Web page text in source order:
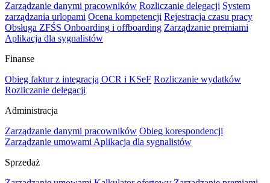
Zarządzanie danymi pracowników Rozliczanie delegacji System
zarządzania urlopami Ocena kompetencji Rejestracja czasu pracy
Obsługa ZFŚS Onboarding i offboarding Zarządzanie premiami
Aplikacja dla sygnalistów
Finanse
Obieg faktur z integracją OCR i KSeF Rozliczanie wydatków
Rozliczanie delegacji
Administracja
Zarządzanie danymi pracowników Obieg korespondencji
Zarządzanie umowami Aplikacja dla sygnalistów
Sprzedaż